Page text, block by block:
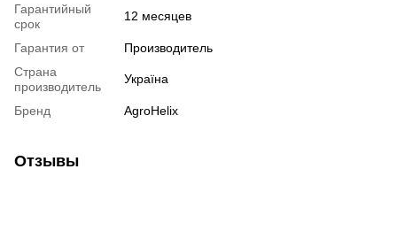
Гарантийный
срок
12 месяцев
Гарантия от
Производитель
Страна
производитель
Україна
Бренд AgroHelix
Отзывы